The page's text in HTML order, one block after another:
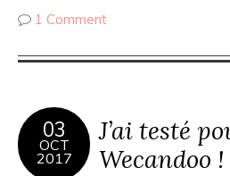
1 Comment
03
OCT
2017
J’ai testé
Wecandoo !